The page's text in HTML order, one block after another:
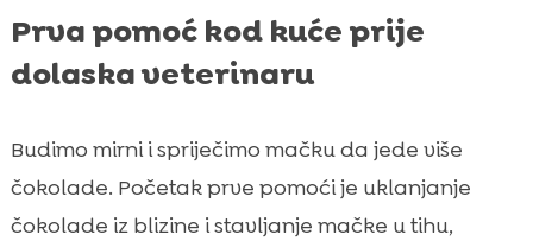
Prva pomoć kod kuće prije
dolaska veterinaru
Budimo mirni i spriječimo mačku da jede više
čokolade. Početak prve pomoći je uklanjanje
čokolade iz blizine i stavljanje mačke u tihu,